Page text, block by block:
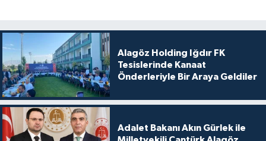
Alagöz Holding Iğdır FK
Tesislerinde Kanaat
Önderleriyle Bir Araya Geldiler
Adalet Bakanı Akın Gürlek ile